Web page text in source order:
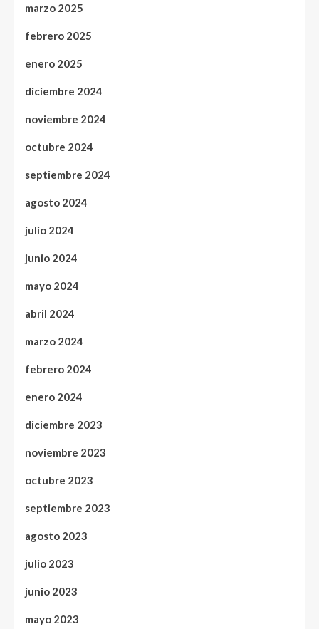
marzo 2025
febrero 2025
enero 2025
diciembre 2024
noviembre 2024
octubre 2024
septiembre 2024
agosto 2024
julio 2024
junio 2024
mayo 2024
abril 2024
marzo 2024
febrero 2024
enero 2024
diciembre 2023
noviembre 2023
octubre 2023
septiembre 2023
agosto 2023
julio 2023
junio 2023
mayo 2023